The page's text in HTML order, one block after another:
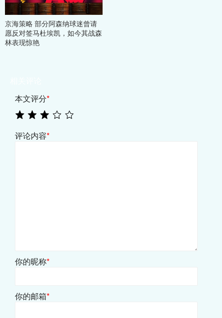
京海策略 部分阿森纳球迷曾请
愿反对签马杜埃凯，如今其战森
林表现惊艳
本文评分*
评论内容*
你的昵称*
你的邮箱*